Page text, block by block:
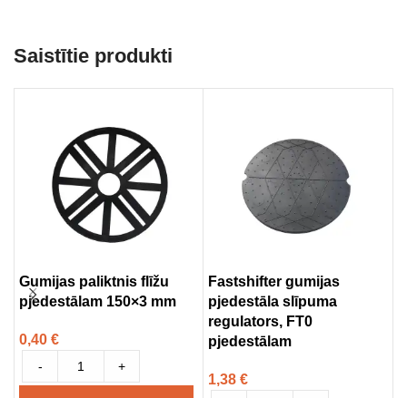
Saistītie produkti
Gumijas paliktnis flīžu
pjedestālam 150×3 mm
0,40 €
- +
Fastshifter gumijas
pjedestāla slīpuma
regulators, FT0
pjedestālam
1,38 €